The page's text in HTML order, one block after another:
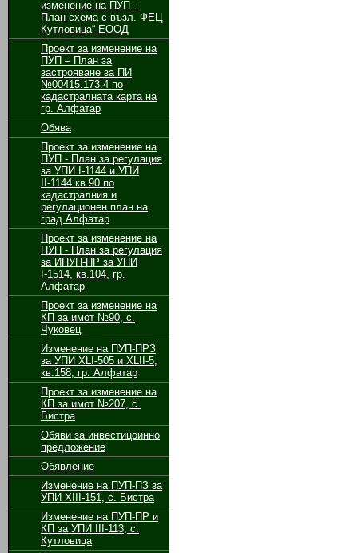
изменение на ПУП –
План-схема с възл. ФЕЦ
Кутловица“ ЕООД
Проект за изменение на
ПУП – План за
застрояване за ПИ
№00415.173.4 по
кадастралната карта на
гр. Алфатар
Обява
Проект за изменение на
ПУП - План за регулация
за УПИ І-1144 и УПИ
ІІ-1144 кв.90 по
кадастралния и
регулационен план на
град Алфатар
Проект за изменение на
ПУП - План за регулация
за ИПУП-ПР за УПИ
І-1514, кв.104, гр.
Алфатар
Проект за изменение на
КП за имот №90, с.
Чуковец
Изменение на ПУП-ПРЗ
за УПИ XLI-505 и XLII-5,
кв.158, гр. Алфатар
Проект за изменение на
КП за имот №207, с.
Бистра
Обяви за инвестицоинно
предложение
Обявление
Изменение на ПУП-ПЗ за
УПИ ХІІІ-151, с. Бистра
Изменение на ПУП-ПР и
КП за УПИ ІІІ-113, с.
Кутловица